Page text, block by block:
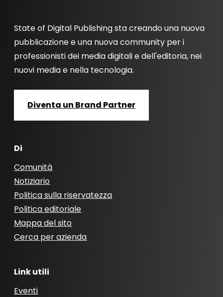
State of Digital Publishing sta creando una nuova
pubblicazione e una nuova community per i
professionisti dei media digitali e dell'editoria, nei
nuovi media e nella tecnologia.
Diventa un Brand Partner
Di
Comunità
Notiziario
Politica sulla riservatezza
Politica editoriale
Mappa del sito
Cerca per azienda
Link utili
Eventi